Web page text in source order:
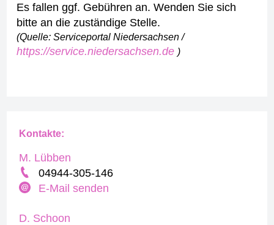
Es fallen ggf. Gebühren an. Wenden Sie sich
bitte an die zuständige Stelle.
(Quelle: Serviceportal Niedersachsen /
https://service.niedersachsen.de )
Kontakte:
M. Lübben
04944-305-146
E-Mail senden
D. Schoon